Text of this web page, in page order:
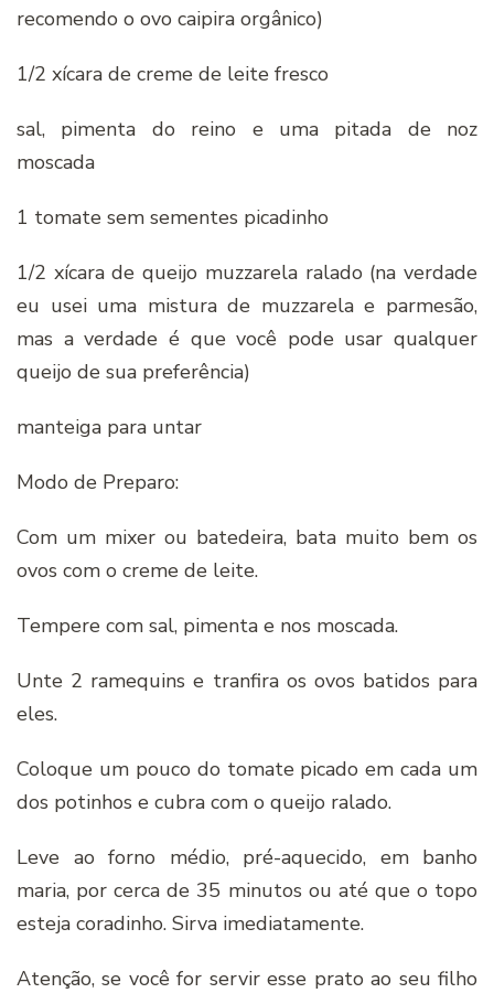
recomendo o ovo caipira orgânico)
1/2 xícara de creme de leite fresco
sal, pimenta do reino e uma pitada de noz
moscada
1 tomate sem sementes picadinho
1/2 xícara de queijo muzzarela ralado (na verdade
eu usei uma mistura de muzzarela e parmesão,
mas a verdade é que você pode usar qualquer
queijo de sua preferência)
manteiga para untar
Modo de Preparo:
Com um mixer ou batedeira, bata muito bem os
ovos com o creme de leite.
Tempere com sal, pimenta e nos moscada.
Unte 2 ramequins e tranfira os ovos batidos para
eles.
Coloque um pouco do tomate picado em cada um
dos potinhos e cubra com o queijo ralado.
Leve ao forno médio, pré-aquecido, em banho
maria, por cerca de 35 minutos ou até que o topo
esteja coradinho. Sirva imediatamente.
Atenção, se você for servir esse prato ao seu filho